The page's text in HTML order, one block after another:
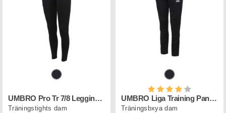
UMBRO Pro Tr 7/8 Leggings W
Träningstights dam
Betyg:
UMBRO Liga Training Pant W
Träningsbxya dam